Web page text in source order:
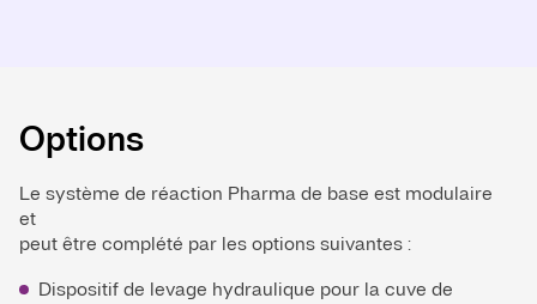
Options
Le système de réaction Pharma de base est modulaire
et
peut être complété par les options suivantes :
Dispositif de levage hydraulique pour la cuve de